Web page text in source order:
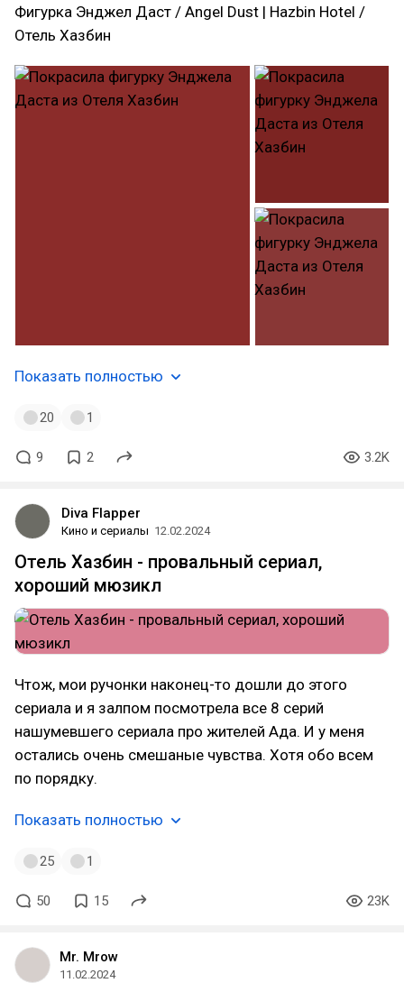
Фигурка Энджел Даст / Angel Dust | Hazbin Hotel /
Отель Хазбин
Показать полностью
20 1
9 2 3.2K
Diva Flapper
Кино и сериалы 12.02.2024
Отель Хазбин - провальный сериал,
хороший мюзикл
Чтож, мои ручонки наконец-то дошли до этого
сериала и я залпом посмотрела все 8 серий
нашумевшего сериала про жителей Ада. И у меня
остались очень смешаные чувства. Хотя обо всем
по порядку.
Показать полностью
25 1
50 15 23K
Mr. Mrow
11.02.2024